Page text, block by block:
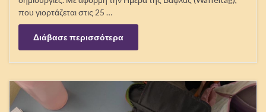
που γιορτάζεται στις 25 …
Διάβασε περισσότερα